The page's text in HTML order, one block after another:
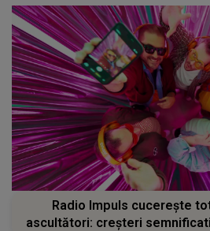
Radio Impuls cucerește
ascultători: creșteri